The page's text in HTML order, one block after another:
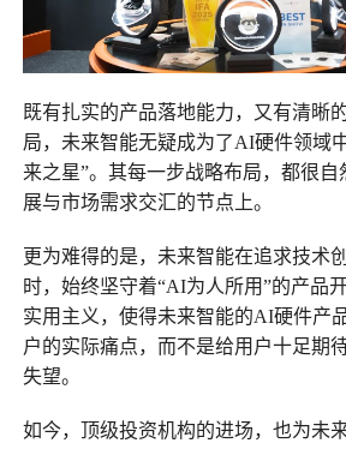
既有扎实的产品落地能力，又有清晰
局，未来智能无疑成为了AI硬件领域
来之星”。其每一步战略布局，都很
展与市场需求交汇的节点上。
更为难得的是，未来智能在追求技术
时，始终坚守着“AI为人所用”的产品
实用主义，使得未来智能的AI硬件产
户的实际痛点，而不是给用户十足期
失望。
如今，顶级投资机构的进场，也为未